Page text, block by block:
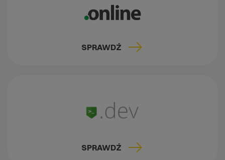
SPRAWDŹ
SPRAWDŹ